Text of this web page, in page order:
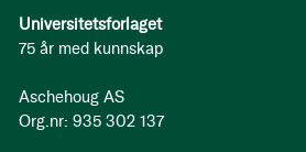
Universitetsforlaget
75 år med kunnskap
Aschehoug AS
Org.nr: 935 302 137